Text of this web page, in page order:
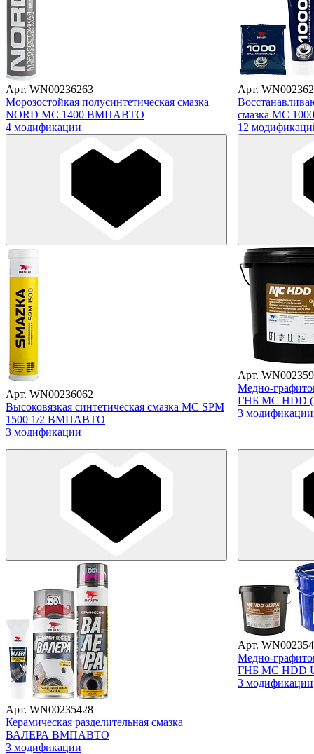
Арт. WN00236263
Морозостойкая полусинтетическая смазка
NORD МС 1400 ВМПАВТО
4 модификации
Арт.
смазка МС
12
Арт. WN00236062
Высоковязкая синтетическая смазка МС SPM
1500 1/2 ВМПАВТО
3 модификации
Арт.
Медно-
ГНБ МС HDD
3 модификации
Арт. WN00235428
Керамическая разделительная смазка
ВАЛЕРА ВМПАВТО
3 модификации
Арт.
Медно-
ГНБ МС HDD
3 модификации